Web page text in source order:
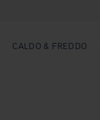
CALDO & FREDDO